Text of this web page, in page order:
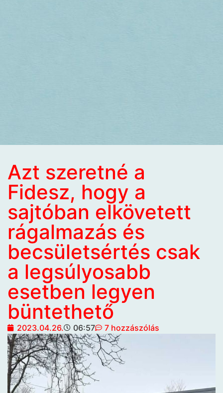
Azt szeretné a
Fidesz, hogy a
sajtóban elkövetett
rágalmazás és
becsületsértés csak
a legsúlyosabb
esetben legyen
büntethető
2023.04.26. 06:57 7 hozzászólás